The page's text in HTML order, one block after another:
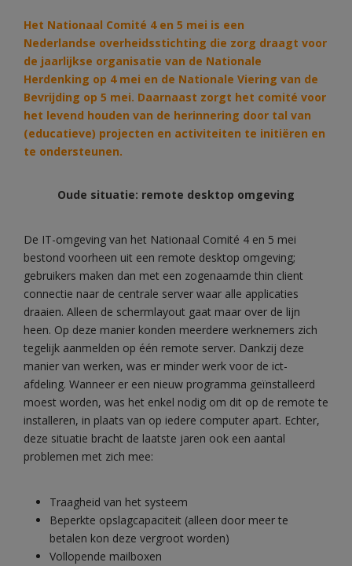
Het Nationaal Comité 4 en 5 mei is een
Nederlandse overheidsstichting die zorg draagt voor
de jaarlijkse organisatie van de Nationale
Herdenking op 4 mei en de Nationale Viering van de
Bevrijding op 5 mei. Daarnaast zorgt het comité voor
het levend houden van de herinnering door tal van
(educatieve) projecten en activiteiten te initiëren en
te ondersteunen.
Oude situatie: remote desktop omgeving
De IT-omgeving van het Nationaal Comité 4 en 5 mei
bestond voorheen uit een remote desktop omgeving;
gebruikers maken dan met een zogenaamde thin client
connectie naar de centrale server waar alle applicaties
draaien. Alleen de schermlayout gaat maar over de lijn
heen. Op deze manier konden meerdere werknemers zich
tegelijk aanmelden op één remote server. Dankzij deze
manier van werken, was er minder werk voor de ict-
afdeling. Wanneer er een nieuw programma geïnstalleerd
moest worden, was het enkel nodig om dit op de remote te
installeren, in plaats van op iedere computer apart. Echter,
deze situatie bracht de laatste jaren ook een aantal
problemen met zich mee:
Traagheid van het systeem
Beperkte opslagcapaciteit (alleen door meer te
betalen kon deze vergroot worden)
Vollopende mailboxen